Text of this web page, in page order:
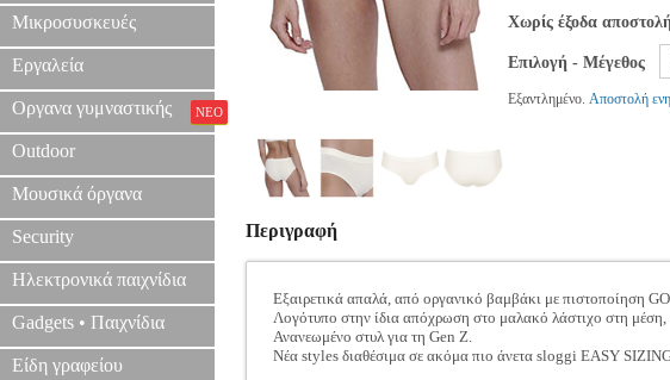
Μικροσυσκευές
Εργαλεία
Οργανα γυμναστικής ΝΕΟ
Outdoor
Μουσικά όργανα
Security
Ηλεκτρονικά παιχνίδια
Gadgets • Παιχνίδια
Είδη γραφείου
Χωρίς έξοδα
Επιλογή - Μέγεθος
Εξαντλημένο. Αποστολή
Περιγραφή
Εξαιρετικά απαλά, από οργανικό βαμβάκι με πιστοποίηση
Λογότυπο στην ίδια απόχρωση στο μαλακό λάστιχο στη μέση,
Ανανεωμένο στυλ για τη Gen Z.
Νέα styles διαθέσιμα σε ακόμα πιο άνετα sloggi EASY